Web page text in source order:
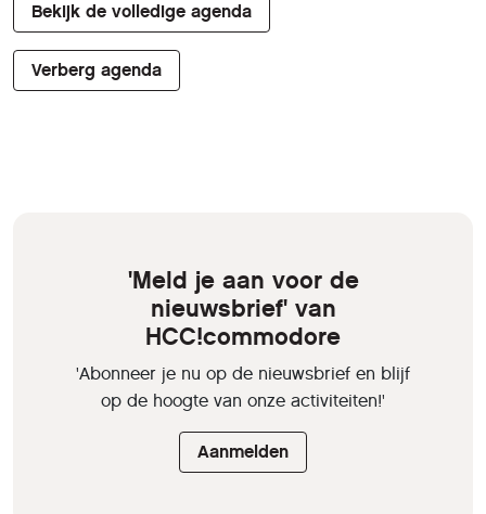
Bekijk de volledige agenda
Verberg agenda
'Meld je aan voor de
nieuwsbrief' van
HCC!commodore
'Abonneer je nu op de nieuwsbrief en blijf
op de hoogte van onze activiteiten!'
Aanmelden